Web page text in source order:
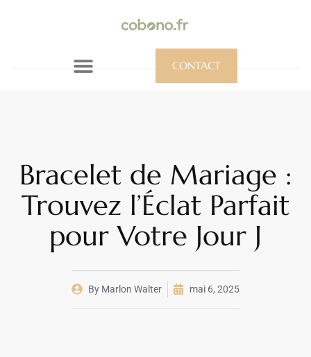
CONTACT
Bracelet de Mariage :
Trouvez l’Éclat Parfait
pour Votre Jour J
By Marlon Walter mai 6, 2025